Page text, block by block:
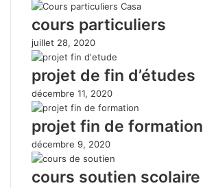
cours particuliers
juillet 28, 2020
projet de fin d’études
décembre 11, 2020
projet fin de formation
décembre 9, 2020
cours soutien scolaire